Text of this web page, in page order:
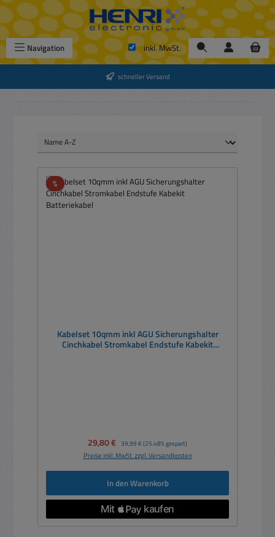
Zum Hauptinhalt springen
Navigation inkl. MwSt.
schneller Versand
%Rabatt
Kabelset 10qmm inkl AGU Sicherungshalter
Cinchkabel Stromkabel Endstufe Kabekit
Verkaufspreis:
29,80 € Regulärer Preis:
39,99 € (25.48% gespart)
Preise inkl. MwSt. zzgl. Versandkosten
In den Warenkorb